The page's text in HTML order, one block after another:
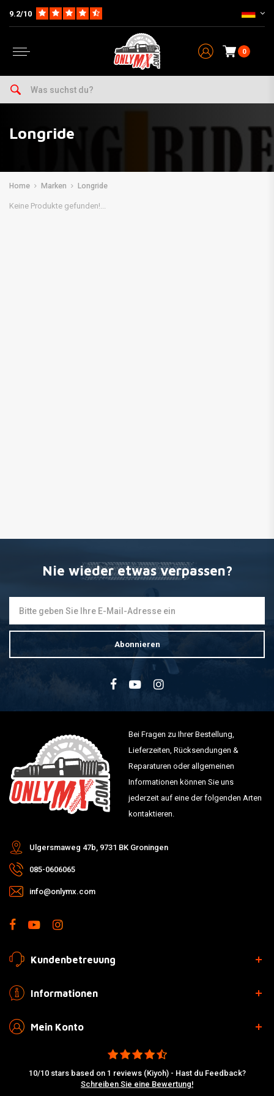
9.2/10
0
Longride
Home Marken Longride
Keine Produkte gefunden!...
Nie wieder etwas verpassen?
Abonnieren
Bei Fragen zu Ihrer Bestellung,
Lieferzeiten, Rücksendungen &
Reparaturen oder allgemeinen
Informationen können Sie uns
jederzeit auf eine der folgenden Arten
kontaktieren.
Ulgersmaweg 47b, 9731 BK Groningen
085-0606065
info@onlymx.com
Kundenbetreuung
Informationen
Mein Konto
10/10 stars based on 1 reviews (Kiyoh) - Hast du Feedback?
Schreiben Sie eine Bewertung!